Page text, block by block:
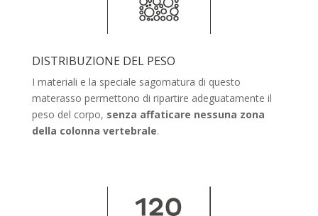
DISTRIBUZIONE DEL PESO
I materiali e la speciale sagomatura di questo
materasso permettono di ripartire adeguatamente il
peso del corpo, senza affaticare nessuna zona
della colonna vertebrale.